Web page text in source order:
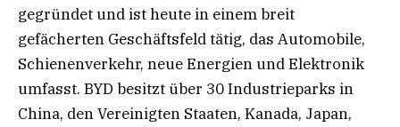
gegründet und ist heute in einem breit
gefächerten Geschäftsfeld tätig, das Automobile,
Schienenverkehr, neue Energien und Elektronik
umfasst. BYD besitzt über 30 Industrieparks in
China, den Vereinigten Staaten, Kanada, Japan,